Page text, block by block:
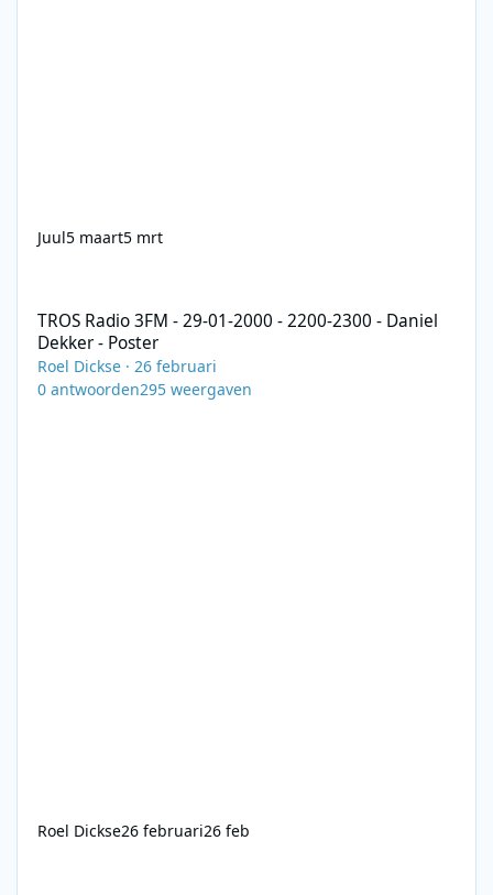
Juul5 maart5 mrt
TROS Radio 3FM - 29-01-2000 - 2200-2300 - Daniel
Dekker - Poster
Roel Dickse ·26 februari
0 antwoorden295 weergaven
Roel Dickse26 februari26 feb